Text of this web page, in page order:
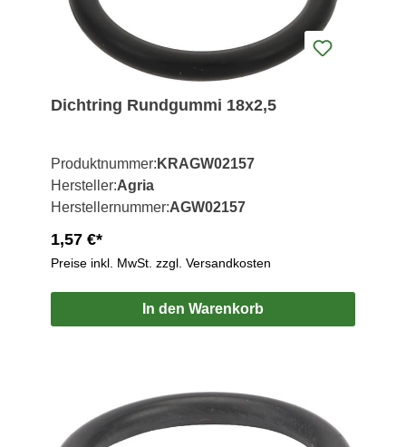
Dichtring Rundgummi 18x2,5
Produktnummer: KRAGW02157
Hersteller:Agria
Herstellernummer:AGW02157
1,57 €*
Preise inkl. MwSt. zzgl. Versandkosten
In den Warenkorb